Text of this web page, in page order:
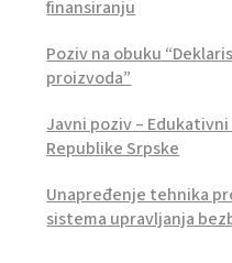
finansiranju
Poziv na obuku
proizvoda”
Javni poziv –
Republike Srpske
Unapređenje tehnika
sistema upravljanja